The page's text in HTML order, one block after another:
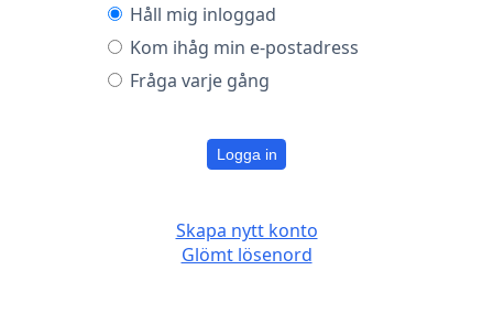
Håll mig inloggad
Kom ihåg min e-postadress
Fråga varje gång
Logga in
Skapa nytt konto
Glömt lösenord